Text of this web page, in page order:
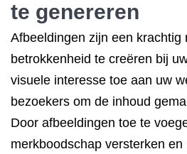
te genereren
Afbeeldingen zijn een krachtig
betrokkenheid te creëren bij
visuele interesse toe aan uw
bezoekers om de inhoud
Door afbeeldingen toe te
merkboodschap versterken